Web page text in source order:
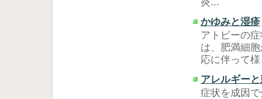
かゆみと湿疹
アトピーの
は、肥満細
応に伴って
アレルギー
症状を成因